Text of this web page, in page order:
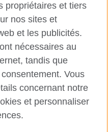
des données
propriétaires et tiers
nos sites et
et les publicités.
nécessaires au
tandis que
Vous
concernant notre
et personnaliser